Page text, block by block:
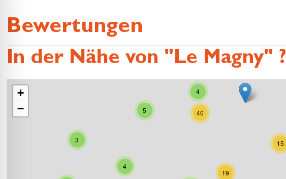
Bewertungen
In der Nähe von "Le Magny" ?
4
15
3
5 40
4
19
+
−